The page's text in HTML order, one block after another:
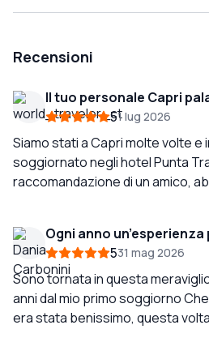
Recensioni
Il tuo personale Capri
51 lug 2026
Siamo stati a Capri molte volte
soggiornato negli hotel Punta
raccomandazione di un amico,
perfettamente situato vicino al
sottilmente rimosso dal
passaggio. All'arrivo siamo stati aggiornati alla
Chantecler Suite, che era
Molto spaziosa, progettata e
Ogni anno un’esperienza
531 mag 2026
Sono tornata in questa
anni dal mio primo soggiorno
era stata benissimo, questa